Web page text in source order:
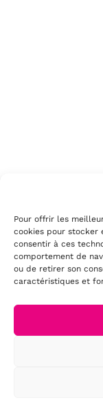
Pour offrir les
cookies pour stocker
consentir à ces
comportement de
ou de retirer son
caractéristiques et